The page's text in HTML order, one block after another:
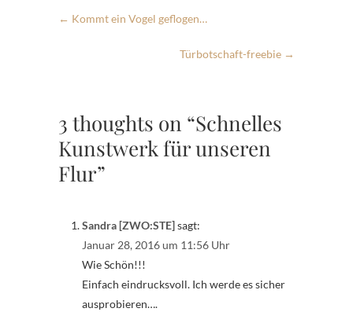
← Kommt ein Vogel geflogen…
Türbotschaft-freebie →
3 thoughts on “Schnelles
Kunstwerk für unseren
Flur”
Sandra [ZWO:STE]sagt:
Januar 28, 2016 um 11:56 Uhr
Wie Schön!!!
Einfach eindrucksvoll. Ich werde es sicher
ausprobieren….